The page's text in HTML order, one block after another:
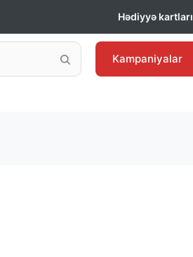
Hədiyyə kartları
Kampaniyalar